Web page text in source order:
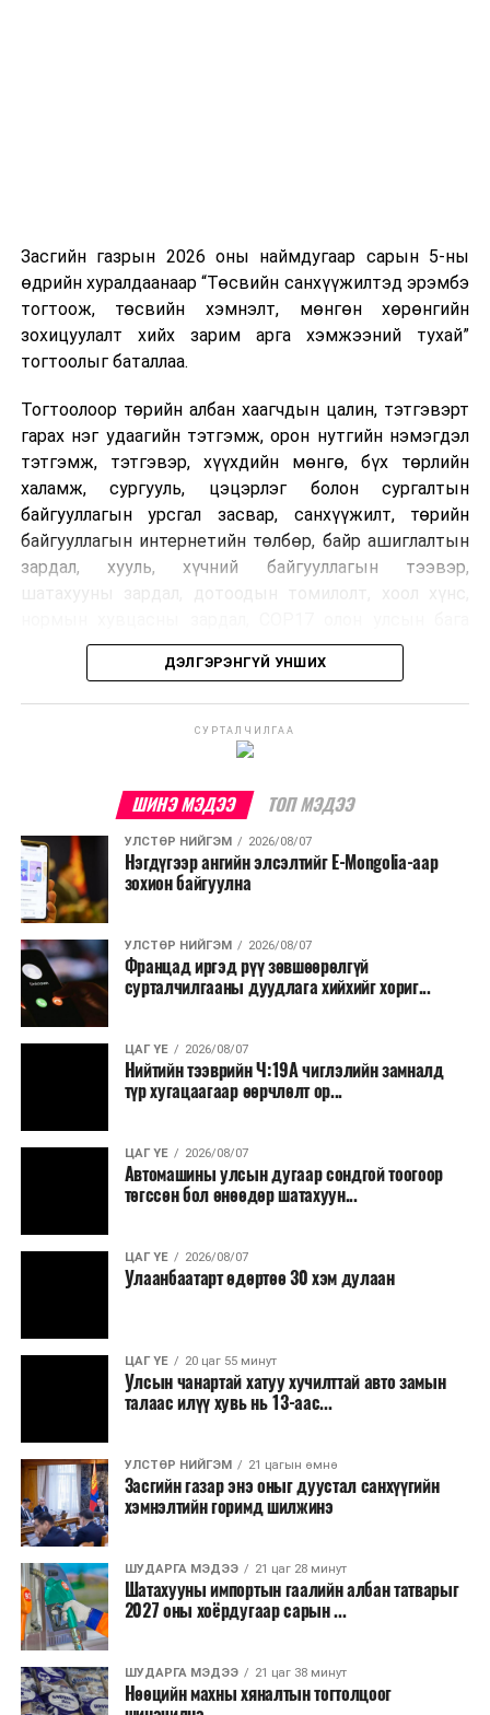
Шинэ хууль Францын зах зээлд үйлчилдэг гадаадын
дуудлагын төвүүдэд нөлөөлөхөөр байна. Тухайлбал,
Мароккогийн дуудлагын төвүүдийн орлогын 80 гаруй
хувь Францын зах зээлээс бүрддэг бөгөөд тус улсын
40–50 мянган ажлын байр эрсдэлд орж болзошгүйг
Засгийн газрын 2026 оны наймдугаар сарын 5-ны
өдрийн хуралдаанаар “Төсвийн санхүүжилтэд эрэмбэ
тогтоож, төсвийн хэмнэлт, мөнгөн хөрөнгийн
зохицуулалт хийх зарим арга хэмжээний тухай”
тогтоолыг баталлаа.
Тогтоолоор төрийн албан хаагчдын цалин, тэтгэвэрт
гарах нэг удаагийн тэтгэмж, орон нутгийн нэмэгдэл
тэтгэмж, тэтгэвэр, хүүхдийн мөнгө, бүх төрлийн
халамж, сургууль, цэцэрлэг болон сургалтын
байгууллагын урсгал засвар, санхүүжилт, төрийн
байгууллагын интернетийн төлбөр, байр ашиглалтын
зардал, хууль, хүчний байгууллагын тээвэр,
хурлын зардал, Засгийн газрын өр, орон нутгийн нөөц
хөрөнгийн санхүүжилтийг хэвийн үргэлжлүүлэхээр
шийдвэрлэжээ.
Харин дараах зардлыг хязгаарлахаар болсон байна.
шийдвэртэйгээс бусад хурал, зөвлөгөөн, ой,
тэмдэглэлт өдөр, найр наадам, соёлын арга
хэмжээ;
Урьдчилан төлөвлөсөн төрийн өндөр албан
тушаалтны томилолтоос бусад гадаад
томилолт, гадаадын зочин хүлээн авах зардал;
Зайлшгүй шаардлагагүй тоног төхөөрөмж,
тавилга, автомашин худалдан авах;
Батлан хамгаалах, хууль зүйн салбараас бусад
Хуулиар заавал мэдээлэхээс бусад кино,
контент, хэвлэлийн зардал;
Санхүүгийн хэмнэлтийн горимыг 2026 оны
арванхоёрдугаар сарын 31 хүртэл мөрдөнө. Харин
хамрагдахгүй бөгөөд цэцэрлэг, сургуулийн хүүхдийн
эрт илрүүлэг, вакцинжуулалт, томуу, томуу төст
өвчний эсрэг арга хэмжээ зэрэг зайлшгүй
үргэлжилнэ гэж Ерөнхий сайд Н.Учрал онцоллоо.
Мөн бүх шатны төсвийн ерөнхийлөн захирагч нарт
салбар бүрдээ урсгал зардлыг 20 хувиар бууруулах,
нөхөн томилгоо хийхгүй байх, аялал, амралт, зугаалга,
хамт олны урлаг, спортын арга хэмжээг зохион
байгуулахгүй байх, төрийн албанд шинэ орон тоо бий
болгохгүй байх, эрчим хүчний хэрэглээг хэмнэх, хурал,
сургалтыг цахим хэлбэрт шилжүүлэх, төрийн албан
хаагчдыг зарим өдрүүдэд цахимаар ажиллуулах арга
хэмжээг үргэлжлүүлэхийг үүрэг болголоо.
ДЭЛГЭРЭНГҮЙ УНШИХ
СУРТАЛЧИЛГАА
ШИНЭ МЭДЭЭ ТОП МЭДЭЭ
УЛСТӨР НИЙГЭМ 2026/08/07
Нэгдүгээр ангийн элсэлтийг E-Mongolia-аар
зохион байгуулна
УЛСТӨР НИЙГЭМ 2026/08/07
Францад иргэд рүү зөвшөөрөлгүй
сурталчилгааны дуудлага хийхийг хориг...
ЦАГ ҮЕ 2026/08/07
Нийтийн тээврийн Ч:19А чиглэлийн замналд
түр хугацаагаар өөрчлөлт ор...
ЦАГ ҮЕ 2026/08/07
Автомашины улсын дугаар сондгой тоогоор
төгссөн бол өнөөдөр шатахуун...
ЦАГ ҮЕ 2026/08/07
Улаанбаатарт өдөртөө 30 хэм дулаан
ЦАГ ҮЕ 20 цаг 55 минут
Улсын чанартай хатуу хучилттай авто замын
талаас илүү хувь нь 13-аас...
УЛСТӨР НИЙГЭМ 21 цагын өмнө
Засгийн газар энэ оныг дуустал санхүүгийн
хэмнэлтийн горимд шилжинэ
ШУДАРГА МЭДЭЭ 21 цаг 28 минут
Шатахууны импортын гаалийн албан татварыг
2027 оны хоёрдугаар сарын ...
ШУДАРГА МЭДЭЭ 21 цаг 38 минут
Нөөцийн махны хяналтын тогтолцоог